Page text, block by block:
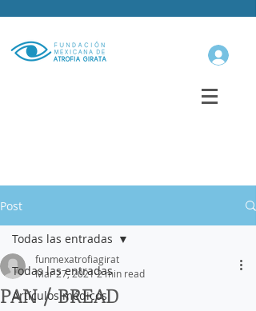
Post
Todas las entradas
Artículos médicos
Todas las entradas
PAN / BREAD
funmexatrofiagirat
Mar 27, 20212 min read